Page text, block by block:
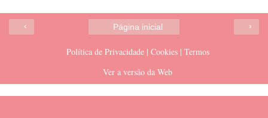
‹ ›
Página inicial
Política de Privacidade | Cookies | Termos
Ver a versão da Web